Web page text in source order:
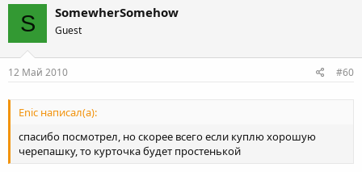
S SomewherSomehow
Guest
12 Май 2010 #60
Enic написал(а):
спасибо посмотрел, но скорее всего если куплю хорошую
черепашку, то курточка будет простенькой